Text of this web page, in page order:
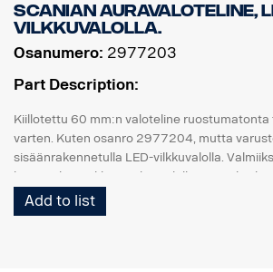
Scanian auravaloteline,
vilkkuvalolla.
Osanumero: 2977203
Part Description:
Kiillotettu 60 mm:n valoteline ruostumatonta
varten. Kuten osanro 2977204, mutta
sisäänrakennetulla LED-vilkkuvalolla.
kiinteät kannakkeet 4 lisävalolle + 2
varten. (Lamput eivät sisälly.) .
Add to list